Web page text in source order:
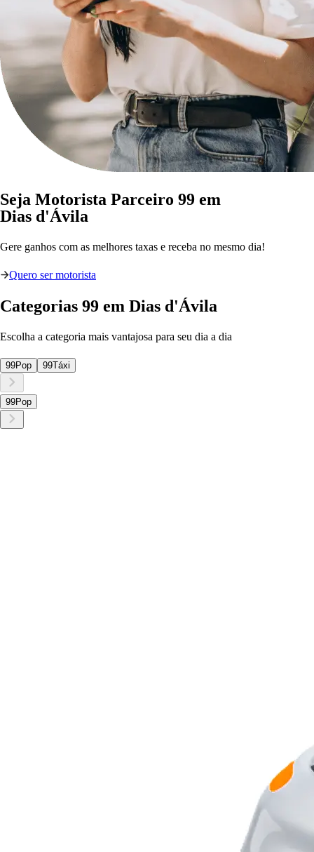
Seja Motorista Parceiro 99 em
Dias d'Ávila
Gere ganhos com as melhores taxas e receba no mesmo dia!
Quero ser motorista
Categorias 99 em Dias d'Ávila
Escolha a categoria mais vantajosa para seu dia a dia
99Pop 99Táxi
99Pop